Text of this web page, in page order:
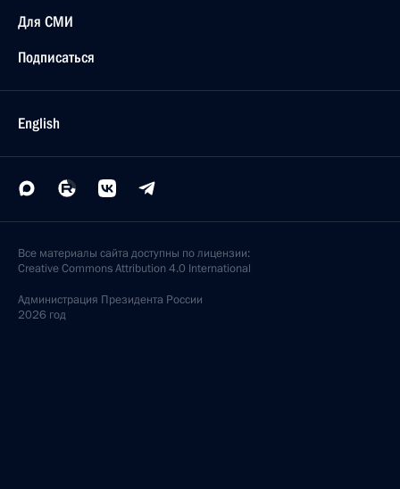
Для СМИ
Подписаться
English
Все материалы сайта доступны по лицензии:
Creative Commons Attribution 4.0 International
Администрация Президента России
2026 год